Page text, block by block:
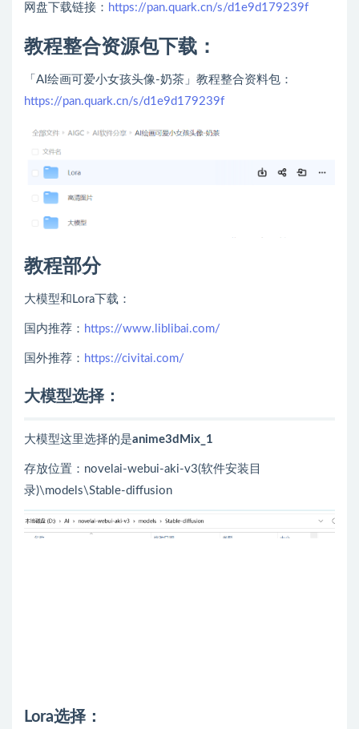
网盘下载链接： https://pan.quark.cn/s/d1e9d179239f
教程整合资源包下载：
「AI绘画可爱小女孩头像-奶茶」教程整合资料包：
https://pan.quark.cn/s/d1e9d179239f
教程部分
大模型和Lora下载：
国内推荐： https://www.liblibai.com/
国外推荐： https://civitai.com/
大模型选择：
大模型这里选择的是anime3dMix_1
存放位置：novelai-webui-aki-v3(软件安装目
录)\models\Stable-diffusion
Lora选择：